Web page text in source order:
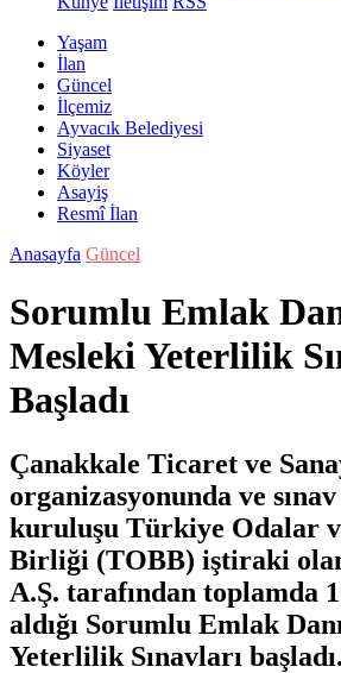
Yaşam
İlan
Güncel
İlçemiz
Ayvacık Belediyesi
Siyaset
Köyler
Asayiş
Resmî İlan
Anasayfa Güncel
Sorumlu Emlak
Mesleki Yeterlilik
Başladı
Çanakkale Ticaret ve
organizasyonunda ve
kuruluşu Türkiye Odalar
Birliği (TOBB) iştiraki
A.Ş. tarafından toplamda
aldığı Sorumlu Emlak
Yeterlilik Sınavları başladı.